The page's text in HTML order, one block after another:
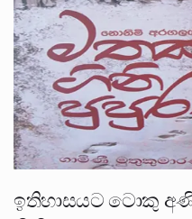
ඉතිහාසයට ටොකු